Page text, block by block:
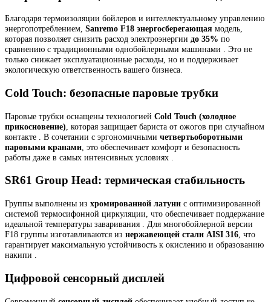
Благодаря термоизоляции бойлеров и интеллектуальному управлению
энергопотреблением, Sanremo F18 энергосберегающая модель,
которая позволяет снизить расход электроэнергии до 35% по
сравнению с традиционными однобойлерными машинами . Это не
только снижает эксплуатационные расходы, но и поддерживает
экологическую ответственность вашего бизнеса.
Cold Touch: безопасные паровые трубки
Паровые трубки оснащены технологией Cold Touch (холодное
прикосновение) , которая защищает бариста от ожогов при случайном
контакте . В сочетании с эргономичными четвертьоборотными
паровыми кранами , это обеспечивает комфорт и безопасность
работы даже в самых интенсивных условиях .
SR61 Group Head: термическая стабильность
Группы выполнены из хромированной латуни с оптимизированной
системой термосифонной циркуляции, что обеспечивает поддержание
идеальной температуры заваривания . Для многобойлерной версии
F18 группы изготавливаются из нержавеющей стали AISI 316 , что
гарантирует максимальную устойчивость к окислению и образованию
накипи .
Цифровой сенсорный дисплей